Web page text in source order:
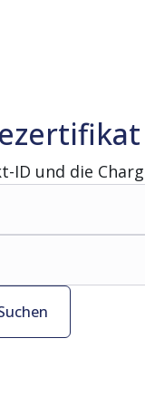
ID und die